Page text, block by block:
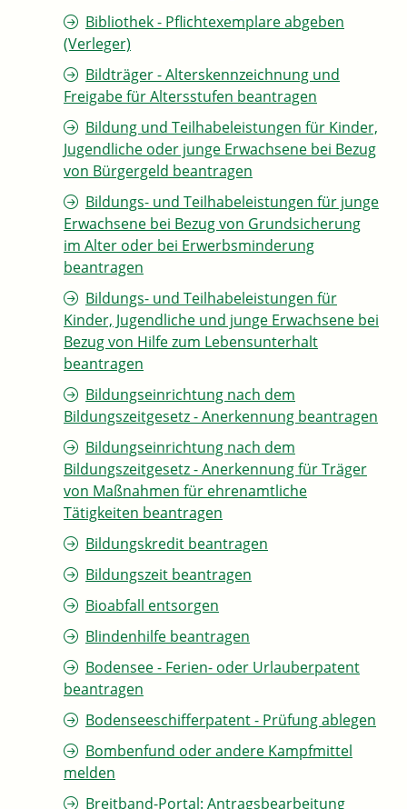
Bibliothek - Pflichtexemplare abgeben
(Verleger)
Bildträger - Alterskennzeichnung und
Freigabe für Altersstufen beantragen
Bildung und Teilhabeleistungen für Kinder,
Jugendliche oder junge Erwachsene bei Bezug
von Bürgergeld beantragen
Bildungs- und Teilhabeleistungen für junge
Erwachsene bei Bezug von Grundsicherung
im Alter oder bei Erwerbsminderung
beantragen
Bildungs- und Teilhabeleistungen für
Kinder, Jugendliche und junge Erwachsene bei
Bezug von Hilfe zum Lebensunterhalt
beantragen
Bildungseinrichtung nach dem
Bildungszeitgesetz - Anerkennung beantragen
Bildungseinrichtung nach dem
Bildungszeitgesetz - Anerkennung für Träger
von Maßnahmen für ehrenamtliche
Tätigkeiten beantragen
Bildungskredit beantragen
Bildungszeit beantragen
Bioabfall entsorgen
Blindenhilfe beantragen
Bodensee - Ferien- oder Urlauberpatent
beantragen
Bodenseeschifferpatent - Prüfung ablegen
Bombenfund oder andere Kampfmittel
melden
Breitband-Portal: Antragsbearbeitung